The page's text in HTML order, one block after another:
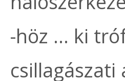
-höz … ki
csillagászati